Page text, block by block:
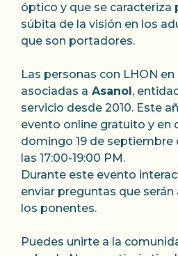
óptico y que se caracteriza
súbita de la visión en los
que son portadores.
Las personas con LHON
asociadas a Asanol ,
servicio desde 2010. Este
evento online gratuito y en
domingo 19 de septiembre
las 17:00-19:00 PM.
Durante este evento
enviar preguntas que
los ponentes.
Puedes unirte a la